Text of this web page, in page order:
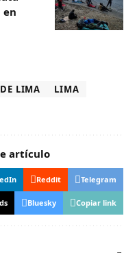
en
LIMA
LIMA
artículo
Reddit Telegram
Bluesky Copiar link